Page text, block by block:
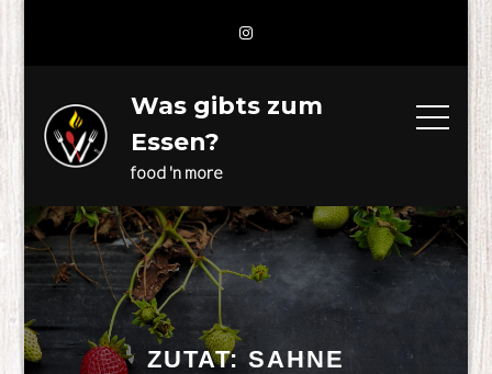
Was gibts zum
Essen?
food 'n more
ZUTAT: SAHNE